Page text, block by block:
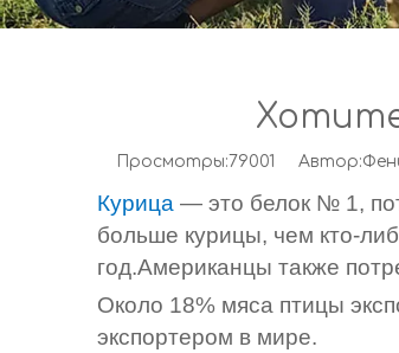
Просмотры:79001
Курица — это белок № 1,
больше курицы, чем кто-
год.Американцы также
Около 18% мяса птицы
экспортером в мире.